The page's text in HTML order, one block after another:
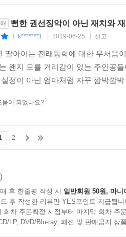
뻔한 권선징악이 아닌 재치와
k*******1 2019-06-25 신고
딸아이는 전래동화에 대한 무서움
왠지 모를 거리감이 있는 주인공
설정이 아닌 엄마처럼 자꾸 깜박깜
움이 되었나요?
2
후 한줄평 작성 시 일반회원 50원, 마니
후 작성한 리뷰만 YES포인트 지급됩니
회차 주문확정 시점부터 마지막 회차 주
LP, DVD/Blu-ray, 패션 및 판매금지 상